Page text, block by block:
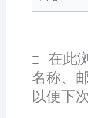
站
在此
名称、
以便下